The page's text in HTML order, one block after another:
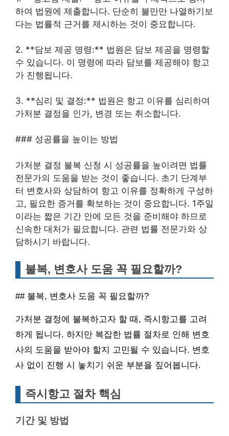
하여 법원에 제출합니다. 단순히 불만만 나열하기보
다는 법률적 근거를 제시하는 것이 중요합니다.
2. **담보 제공 명령:** 법원은 담보 제공을 명령할
수 있습니다. 이 명령에 따라 담보를 제공해야 항고
가 진행됩니다.
3. **심리 및 결정:** 법원은 항고 이유를 심리하여
가처분 결정을 인가, 변경 또는 취소합니다.
### 성공률을 높이는 방법
가처분 결정 불복 신청 시 성공률을 높이려면 법률
전문가의 도움을 받는 것이 좋습니다. 초기 단계부
터 변호사와 상담하여 항고 이유를 정확하게 구성하
고, 필요한 증거를 확보하는 것이 중요합니다. 1주일
이라는 짧은 기간 안에 모든 것을 준비해야 하므로
신속한 대처가 필요합니다. 관련 법률 전문가와 상
담하시기 바랍니다.
불복, 변호사 도움 꼭 필요할까?
## 불복, 변호사 도움 꼭 필요할까?
가처분 결정에 불복하고자 할 때, 즉시항고를 고려
하게 됩니다. 하지만 복잡한 법률 절차로 인해 변호
사의 도움을 받아야 할지 고민될 수 있습니다. 변호
사 없이 진행 시 놓치기 쉬운 부분을 짚어봅니다.
즉시항고 절차 핵심
기간 및 방법